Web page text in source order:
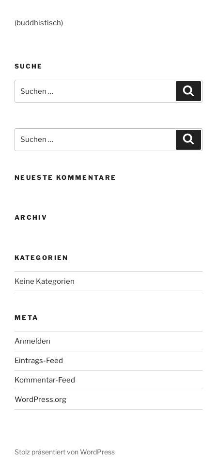
(buddhistisch)
SUCHE
nach:
nach:
NEUESTE KOMMENTARE
ARCHIV
KATEGORIEN
Keine Kategorien
META
Anmelden
Eintrags-Feed
Kommentar-Feed
WordPress.org
Stolz präsentiert von WordPress